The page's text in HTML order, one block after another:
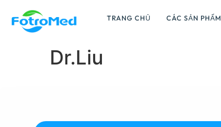
TRANG CHỦ CÁC SẢN PHẨM
Dr.Liu